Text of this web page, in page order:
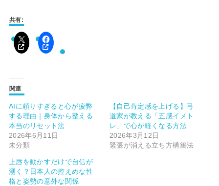
共有:
関連
AIに頼りすぎると心が疲弊
する理由｜身体から整える
本当のリセット法
2026年6月11日
未分類
【自己肯定感を上げる】弓
道家が教える「五感イメト
レ」で心が軽くなる方法
2026年3月12日
緊張が消える立ち方構築法
上唇を動かすだけで自信が
湧く？日本人の控えめな性
格と姿勢の意外な関係